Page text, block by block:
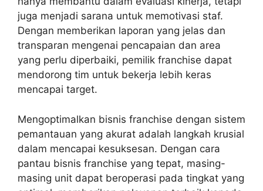
juga menjadi sarana untuk memotivasi staf.
Dengan memberikan laporan yang jelas dan
transparan mengenai pencapaian dan area
yang perlu diperbaiki, pemilik franchise dapat
mendorong tim untuk bekerja lebih keras
mencapai target.
Mengoptimalkan bisnis franchise dengan sistem
pemantauan yang akurat adalah langkah krusial
dalam mencapai kesuksesan. Dengan cara
pantau bisnis franchise yang tepat, masing-
masing unit dapat beroperasi pada tingkat yang